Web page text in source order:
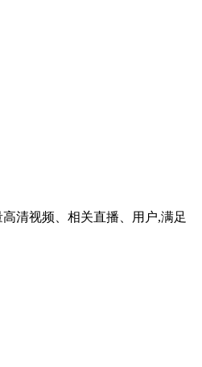
清视频、相关直播、用户,满足